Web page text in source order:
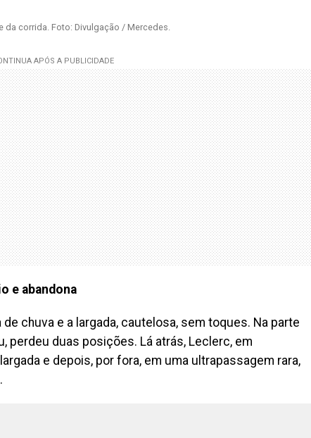
corrida. Foto: Divulgação / Mercedes.
e abandona
chuva e a largada, cautelosa, sem toques. Na parte
perdeu duas posições. Lá atrás, Leclerc, em
e depois, por fora, em uma ultrapassagem rara,